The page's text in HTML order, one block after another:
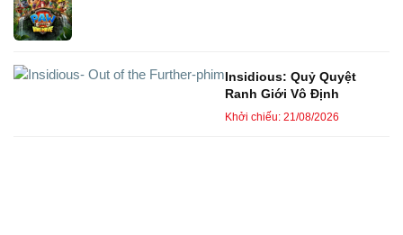
Insidious: Quỷ Quyệt
Ranh Giới Vô Định
Khởi chiếu: 21/08/2026